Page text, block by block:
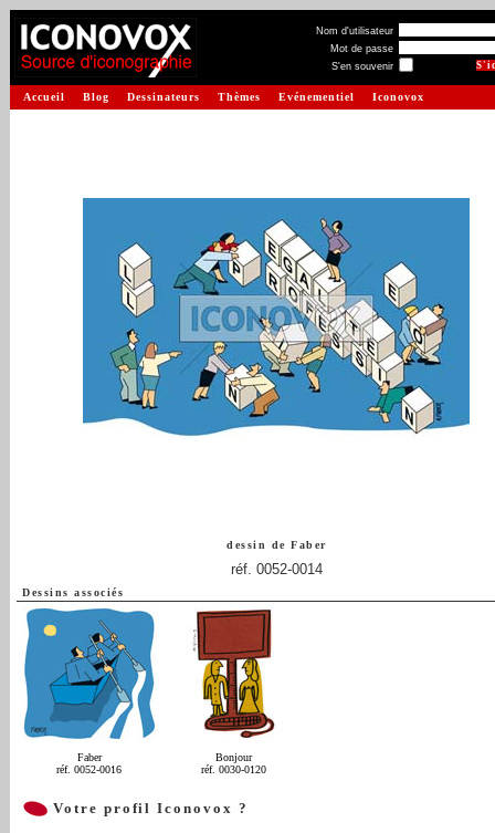
Nom d'utilisateur
Mot de passe
S'en souvenir
Accueil Blog Dessinateurs Thèmes Evénementiel Iconovox
dessin deFaber
réf. 0052-0014
Dessins associés
Faber
réf. 0052-0016
Bonjour
réf. 0030-0120
Votre profil Iconovox ?